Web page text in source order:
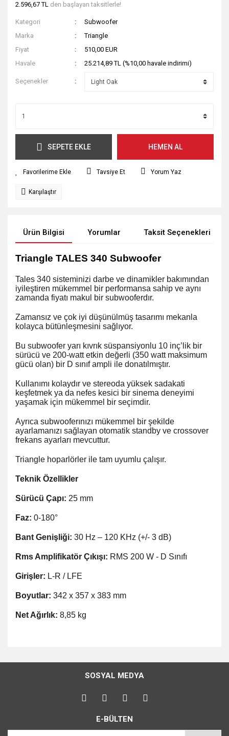
2.596,67 TL den başlayan taksitlerle!
Kategori
Subwoofer
Marka
Triangle
Fiyat
510,00 EUR
Havale
25.214,89 TL (%10,00 havale indirimi)
Seçenekler
SEPETE EKLE HEMEN AL
Tavsiye Et Yorum Yaz
Karşılaştır
Ürün Bilgisi Yorumlar Taksit Seçenekleri
Triangle TALES 340 Subwoofer
Tales 340 sisteminizi darbe ve dinamikler bakımından
iyileştiren mükemmel bir performansa sahip ve aynı
zamanda fiyatı makul bir subwooferdır.
Zamansız ve çok iyi düşünülmüş tasarımı mekanla
kolayca bütünleşmesini sağlıyor.
Bu subwoofer yarı kıvrık süspansiyonlu 10 inç’lik bir
sürücü ve 200-watt etkin değerli (350 watt maksimum
gücü olan) bir D sınıf ampli ile donatılmıştır.
Kullanımı kolaydır ve stereoda yüksek sadakati
keşfetmek ya da nefes kesici bir sinema deneyimi
yaşamak için mükemmel bir seçimdir.
Ayrıca subwooferınızı mükemmel bir şekilde
ayarlamanızı sağlayan otomatik standby ve crossover
frekans ayarları mevcuttur.
Triangle hoparlörler ile tam uyumlu çalışır.
Teknik Özellikler
Sürücü Çapı: 25 mm
Faz: 0-180°
Bant Genişliği: 30 Hz – 120 KHz (+/- 3 dB)
Rms Amplifikatör Çıkışı: RMS 200 W - D Sınıfı
Girişler: L-R / LFE
Boyutlar: 342 x 357 x 383 mm
Net Ağırlık: 8,85 kg
konularda yetersiz gördüğünüz noktaları öneri formunu
kullanarak tarafımıza iletebilirsiniz.
Görüş ve önerileriniz için teşekkür ederiz.
Ürün açıklamasında eksik bilgiler bulunuyor.
SOSYAL MEDYA
E-BÜLTEN